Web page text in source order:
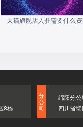
天猫旗舰店入驻需要什么
8栋
分
公
司
绵阳分公
四川省